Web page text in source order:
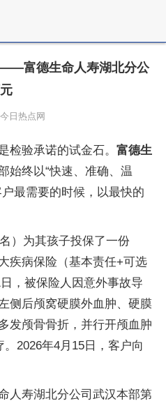
富德生命人寿湖北分公
日热点网
检验承诺的试金石。 富德生
始终以“快速、准确、温
最需要的时候，以最快的
）为其孩子投保了一份
疾病保险（基本责任+可选
，被保险人因意外事故导
侧后颅窝硬膜外血肿、硬膜
发颅骨骨折，并行开颅血肿
。2026年4月15日，客户向
人寿湖北分公司武汉本部第